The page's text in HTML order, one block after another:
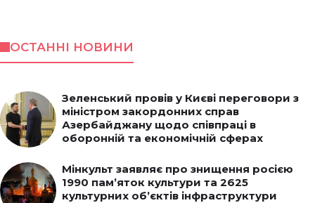
ОСТАННІ НОВИНИ
Зеленський провів у Києві переговори з
міністром закордонних справ
Азербайджану щодо співпраці в
оборонній та економічній сферах
Мінкульт заявляє про знищення росією
1990 пам’яток культури та 2625
культурних об’єктів інфраструктури